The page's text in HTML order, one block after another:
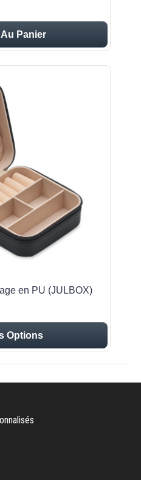
Panier
en PU (JULBOX)
Options